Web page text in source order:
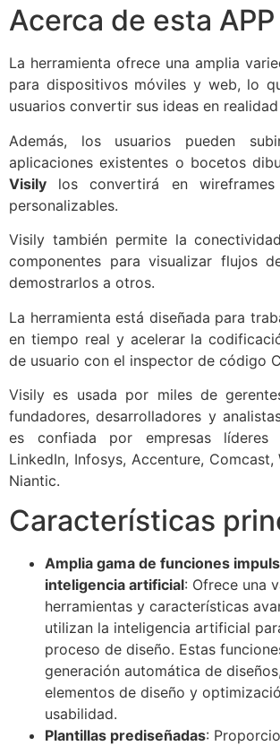
Acerca de esta APP
La herramienta ofrece una amplia
para dispositivos móviles y web, lo
usuarios convertir sus ideas en
Además, los usuarios pueden
aplicaciones existentes o bocetos
Visily los convertirá en wireframes
personalizables.
Visily también permite la
componentes para visualizar flujos
demostrarlos a otros.
La herramienta está diseñada para
en tiempo real y acelerar la
de usuario con el inspector de código
Visily es usada por miles de
fundadores, desarrolladores y
es confiada por empresas líderes
LinkedIn, Infosys, Accenture,
Niantic.
Características
Amplia gama de funciones
inteligencia artificial: Ofrece una
herramientas y características
utilizan la inteligencia artificial
proceso de diseño. Estas
generación automática de
elementos de diseño y
usabilidad.
Plantillas prediseñadas: